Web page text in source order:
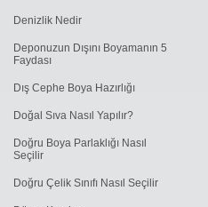
Denizlik Nedir
Deponuzun Dışını Boyamanın 5
Faydası
Dış Cephe Boya Hazırlığı
Doğal Sıva Nasıl Yapılır?
Doğru Boya Parlaklığı Nasıl
Seçilir
Doğru Çelik Sınıfı Nasıl Seçilir